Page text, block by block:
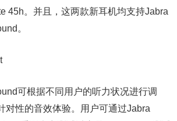
45h。并且，这两款新耳机均支持Jabra
。
可根据不同用户的听力状况进行调
对性的音效体验。用户可通过Jabra